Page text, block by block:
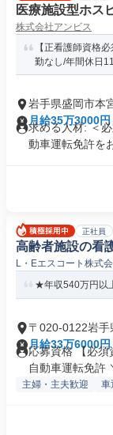
医療施設型ホス
株式会社アンビス
【正看護師資格
勤なし/年間休日
岩手県盛岡市本
月給35万3000
求める人材: ＜
動車運転免許を
正社員
高齢者施設の看
L・Eエスコート株式
★年収540万円以
〒020-0122岩手
月給33万6000
応募資格 【必須
自動車運転免許
主婦・主夫歓迎 車